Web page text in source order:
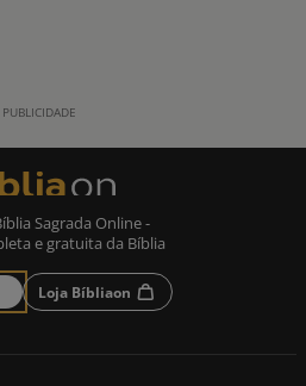
Sagrada Online -
e gratuita da Bíblia
Loja Bíbliaon